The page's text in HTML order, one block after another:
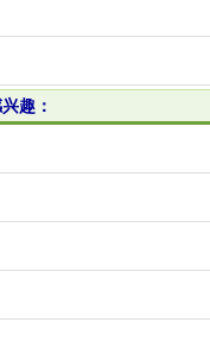
趣：